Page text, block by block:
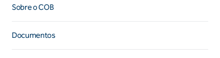
Sobre o COB
Documentos